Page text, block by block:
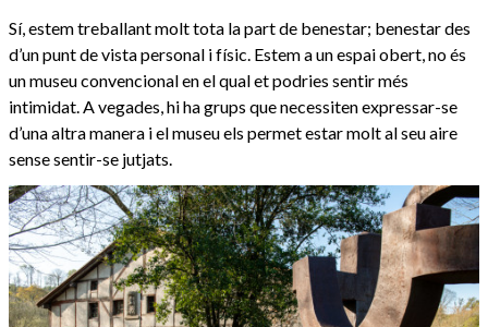
Sí, estem treballant molt tota la part de benestar; benestar des
d’un punt de vista personal i físic. Estem a un espai obert, no és
un museu convencional en el qual et podries sentir més
intimidat. A vegades, hi ha grups que necessiten expressar-se
d’una altra manera i el museu els permet estar molt al seu aire
sense sentir-se jutjats.